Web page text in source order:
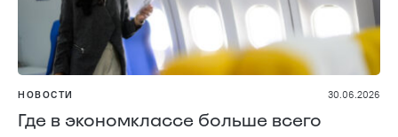
НОВОСТИ 30.06.2026
Где в экономклассе больше всего